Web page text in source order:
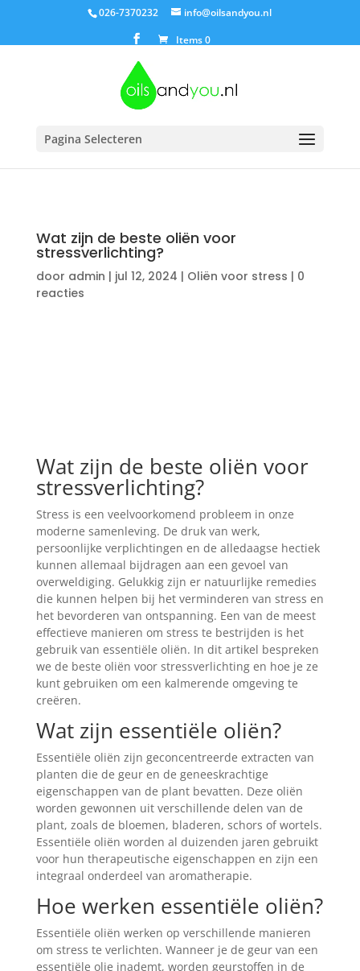
026-7370232
info@oilsandyou.nl
Items 0
Pagina Selecteren
Wat zijn de beste oliën voor
stressverlichting?
door admin | jul 12, 2024 | Oliën voor stress | 0
reacties
Wat zijn de beste oliën voor
stressverlichting?
Stress is een veelvoorkomend probleem in onze
moderne samenleving. De druk van werk,
persoonlijke verplichtingen en de alledaagse hectiek
kunnen allemaal bijdragen aan een gevoel van
overweldiging. Gelukkig zijn er natuurlijke remedies
die kunnen helpen bij het verminderen van stress en
het bevorderen van ontspanning. Een van de meest
effectieve manieren om stress te bestrijden is het
gebruik van essentiële oliën. In dit artikel bespreken
we de beste oliën voor stressverlichting en hoe je ze
kunt gebruiken om een kalmerende omgeving te
creëren.
Wat zijn essentiële oliën?
Essentiële oliën zijn geconcentreerde extracten van
planten die de geur en de geneeskrachtige
eigenschappen van de plant bevatten. Deze oliën
worden gewonnen uit verschillende delen van de
plant, zoals de bloemen, bladeren, schors of wortels.
Essentiële oliën worden al duizenden jaren gebruikt
voor hun therapeutische eigenschappen en zijn een
integraal onderdeel van aromatherapie.
Hoe werken essentiële oliën?
Essentiële oliën werken op verschillende manieren
om stress te verlichten. Wanneer je de geur van een
essentiële olie inademt, worden geurstoffen in de